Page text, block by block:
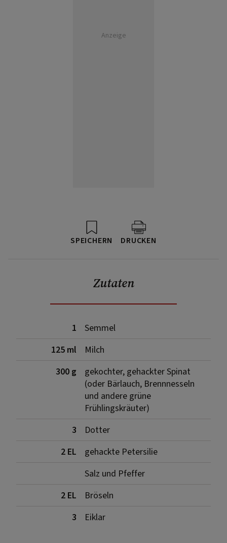
Anzeige
SPEICHERN DRUCKEN
Zutaten
1
Semmel
125 ml
Milch
300 g
gekochter, gehackter Spinat
(oder Bärlauch, Brennnesseln
und andere grüne
Frühlingskräuter)
3
Dotter
2 EL
gehackte Petersilie
Salz und Pfeffer
2 EL
Bröseln
3
Eiklar